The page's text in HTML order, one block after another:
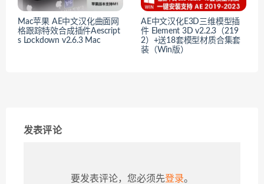
Mac苹果 AE中文汉化曲面网
格跟踪特效合成插件Aescript
s Lockdown v2.6.3 Mac
AE中文汉化E3D三维模型插
件 Element 3D v2.2.3（219
2）+送18套模型材质合集套
装（Win版）
发表评论
要发表评论，您必须先登录。